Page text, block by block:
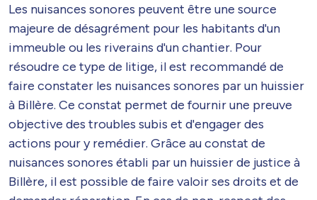
Les nuisances sonores peuvent être une source
majeure de désagrément pour les habitants d'un
immeuble ou les riverains d'un chantier. Pour
résoudre ce type de litige, il est recommandé de
faire constater les nuisances sonores par un huissier
à Billère. Ce constat permet de fournir une preuve
objective des troubles subis et d'engager des
actions pour y remédier. Grâce au constat de
nuisances sonores établi par un huissier de justice à
Billère, il est possible de faire valoir ses droits et de